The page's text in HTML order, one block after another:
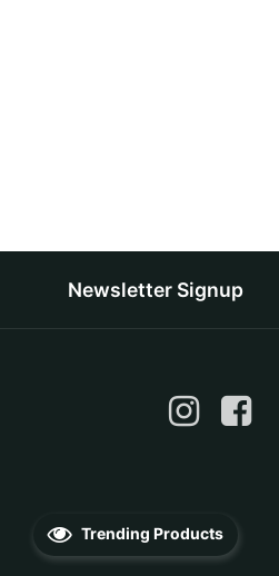
Trending Products
Newsletter Signup